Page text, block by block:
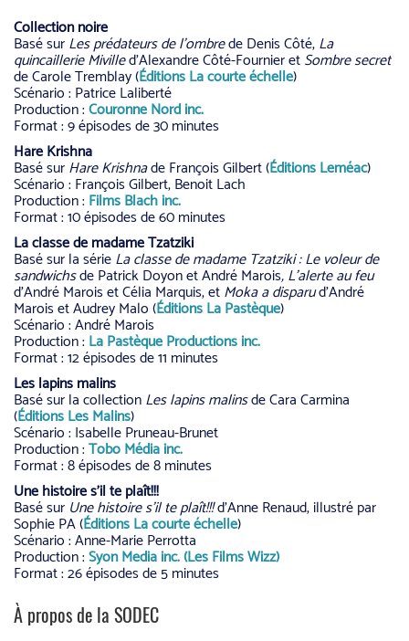
Collection noire
Basé surLes prédateurs de l’ombrede Denis Côté,La
quincaillerie Mivilled’Alexandre Côté-Fournier etSombre secret
de Carole Tremblay (Éditions La courte échelle)
Scénario : Patrice Laliberté
Production :Couronne Nord inc.
Format : 9 épisodes de 30 minutes
Hare Krishna
Basé surHare Krishnade François Gilbert (Éditions Leméac)
Scénario : François Gilbert, Benoit Lach
Production : Films Blach inc.
Format : 10 épisodes de 60 minutes
La classe de madame Tzatziki
Basé sur la sérieLa classe de madame Tzatziki : Le voleur de
sandwichsde Patrick Doyon et André Marois, L’alerte au feu
d’André Marois et Célia Marquis, etMoka a disparud’André
Marois et Audrey Malo (Éditions La Pastèque)
Scénario : André Marois
Production : La Pastèque Productions inc.
Format : 12 épisodes de 11 minutes
Les lapins malins
Basé sur la collectionLes lapins malinsde Cara Carmina
(Éditions Les Malins)
Scénario : Isabelle Pruneau-Brunet
Production :Tobo Média inc.
Format : 8 épisodes de 8 minutes
Une histoire s’il te plaît!!!
Basé sur Une histoire s’il te plaît!!!d’Anne Renaud, illustré par
Sophie PA (Éditions La courte échelle)
Scénario : Anne-Marie Perrotta
Production :Syon Media inc. (Les Films Wizz)
Format : 26 épisodes de 5 minutes
À propos de la SODEC